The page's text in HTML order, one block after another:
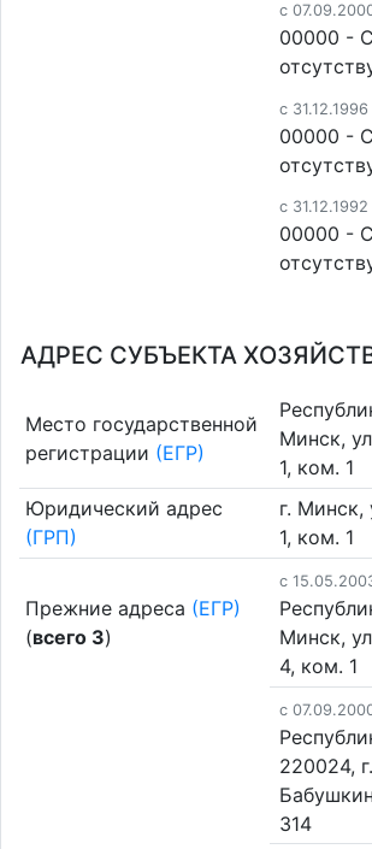
c
00000 -
c
00000 -
c
00000 -
АДРЕС СУБЪЕКТА
Место государственной
регистрации (ЕГР)
Минск,
1, ком. 1
Юридический адрес
(ГРП)
г. Минск,
1, ком. 1
Прежние адреса (ЕГР)
(всего 3)
c
Минск,
4, ком. 1
c
220024,
314